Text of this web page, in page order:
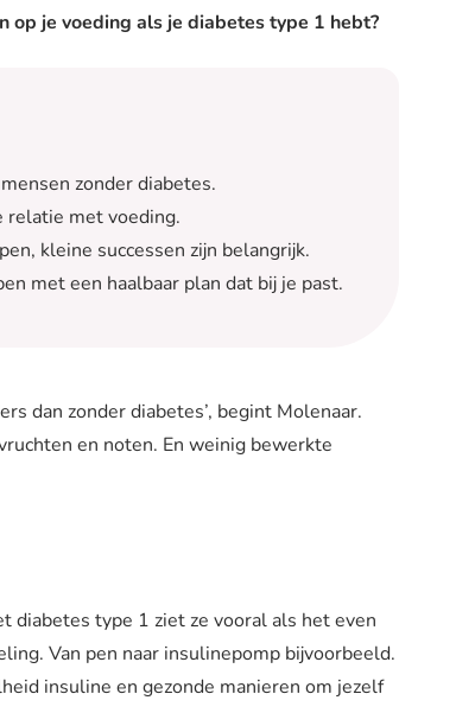
op je voeding als je diabetes type 1 hebt?
zonder diabetes.
relatie met voeding.
kleine successen zijn belangrijk.
met een haalbaar plan dat bij je past.
dan zonder diabetes’, begint Molenaar.
en noten. En weinig bewerkte
diabetes type 1 ziet ze vooral als het even
Van pen naar insulinepomp bijvoorbeeld.
insuline en gezonde manieren om jezelf